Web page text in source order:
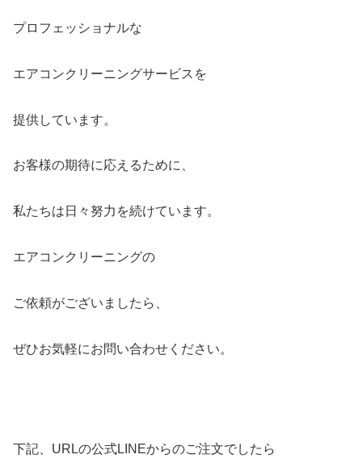
プロフェッショナルな
エアコンクリーニングサービスを
提供しています。
お客様の期待に応えるために、
私たちは日々努力を続けています。
エアコンクリーニングの
ご依頼がございましたら、
ぜひお気軽にお問い合わせください。
下記、URLの公式LINEからのご注文でしたら